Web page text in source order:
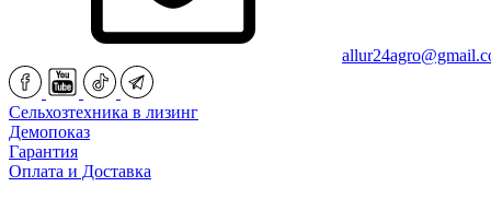
Сельхозтехника в лизинг
Демопоказ
Гарантия
Оплата и Доставка